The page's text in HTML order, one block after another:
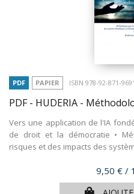
PDF PAPIER ISBN 978-92-871-
PDF - HUDERIA -
Vers une application de l'IA
de droit et la démocratie •
risques et des impacts des
Prix
9,50 € /